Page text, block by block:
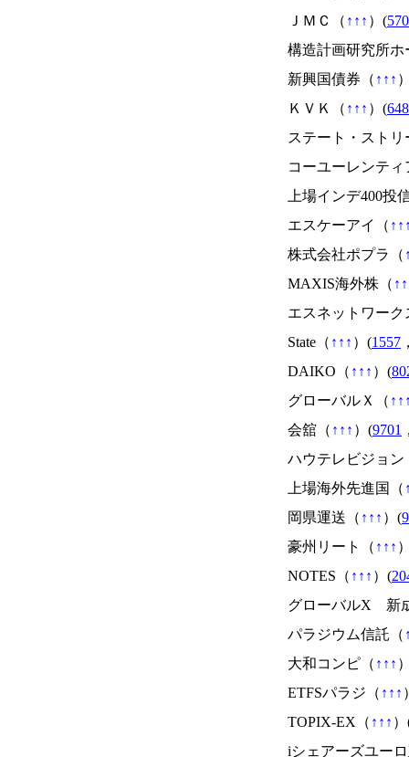
ＪＭＣ（ ↑ ↑ ↑ ）(
構造計画研究所
新興国債券（ ↑ ↑ ↑
ＫＶＫ（ ↑ ↑ ↑ ）(
ステート・スト
コーユーレンティ
上場インデ400投
エスケーアイ（ ↑ ↑
株式会社ポプラ（
MAXIS海外株（ ↑ ↑
エスネットワーク
State（ ↑ ↑ ↑ ）(1557
DAIKO（ ↑ ↑ ↑ ）(
グローバルＸ（ ↑ ↑
会舘（ ↑ ↑ ↑ ）(9701
ハウテレビジョン
上場海外先進国（
岡県運送（ ↑ ↑ ↑ ）(
豪州リート（ ↑ ↑ ↑
NOTES（ ↑ ↑ ↑ ）(
グローバルX 新
パラジウム信託（
大和コンピ（ ↑ ↑ ↑
ETFSパラジ（ ↑ ↑ ↑
TOPIX-EX（ ↑ ↑ ↑
iシェアーズユー